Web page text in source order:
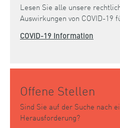
Lesen Sie alle unsere
Auswirkungen von COVID-19
COVID-19 Information
Offene Stellen
Sind Sie auf der Suche nach
Herausforderung?